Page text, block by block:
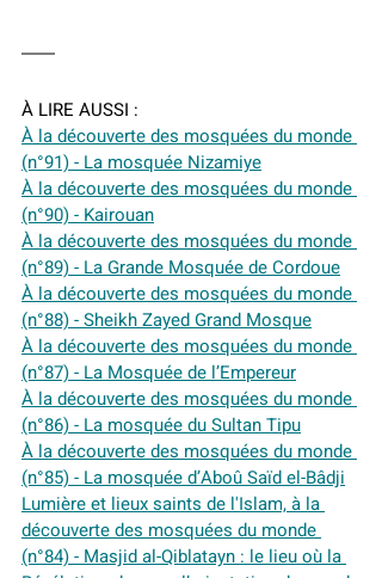
À LIRE AUSSI :
À la découverte des mosquées du monde
(n°91) - La mosquée Nizamiye
À la découverte des mosquées du monde
(n°90) - Kairouan
À la découverte des mosquées du monde
(n°89) - La Grande Mosquée de Cordoue
À la découverte des mosquées du monde
(n°88) - Sheikh Zayed Grand Mosque
À la découverte des mosquées du monde
(n°87) - La Mosquée de l’Empereur
À la découverte des mosquées du monde
(n°86) - La mosquée du Sultan Tipu
À la découverte des mosquées du monde
(n°85) - La mosquée d’Aboû Saïd el-Bâdji
Lumière et lieux saints de l'Islam, à la
découverte des mosquées du monde
(n°84) - Masjid al-Qiblatayn : le lieu où la